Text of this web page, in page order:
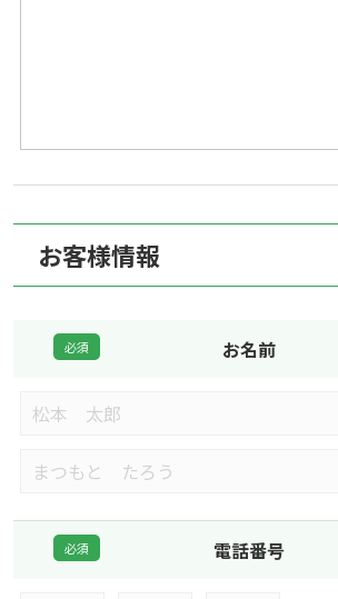
お客様情報
お名前
電話番号